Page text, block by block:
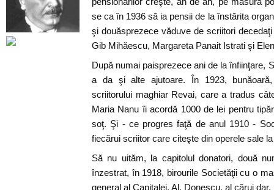
se ca în 1936 să ia pensii de la înstărita
şi douăsprezece văduve de scriitori
Gib Mihăescu, Margareta Panait Istrati şi
După numai paisprezece ani de la înfiinţare,
a da şi alte ajutoare. În 1923,
scriitorului maghiar Revai, care a tradus
Maria Nanu îi acordă 1000 de lei pentru
soţ. Şi - ce progres faţă de anul 1910 -
fiecărui scriitor care citeşte din operele sale
Să nu uităm, la capitolul donatori, două
înzestrat, în 1918, birourile Societăţii cu o
general al Capitalei, Al. Donescu, al cărui